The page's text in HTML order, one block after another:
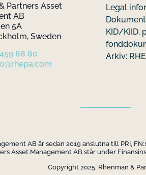
Partners Asset
AB
5A
Sweden
88 80
Legal
KID/KIID,
Arkiv:
AB är sedan 2019 anslutna till PRI,
Asset Management AB står under
Copyright 2025. Rhenman &